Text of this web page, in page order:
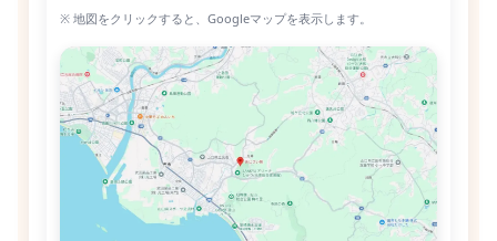
※ 地図をクリックすると、Googleマップを表示します。